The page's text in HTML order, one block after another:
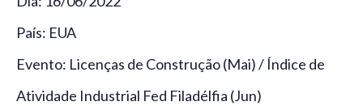
País: EUA
Evento: Licenças de Construção (Mai) / Índice de
Atividade Industrial Fed Filadélfia (Jun)